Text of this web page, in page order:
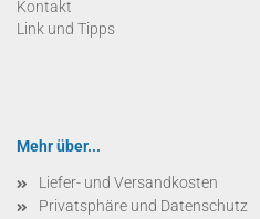
Kontakt
Link und Tipps
Mehr über...
Liefer- und Versandkosten
Privatsphäre und Datenschutz